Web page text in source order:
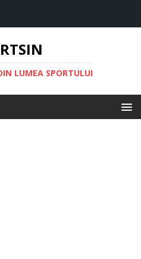
LUMEA SPORTULUI